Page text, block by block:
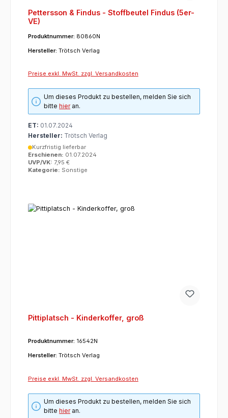
Pettersson & Findus - Stoffbeutel Findus (5er-
VE)
Produktnummer: 80860N
Hersteller: Trötsch Verlag
Preise exkl. MwSt. zzgl. Versandkosten
Um dieses Produkt zu bestellen, melden Sie sich
bittehieran.
ET: 01.07.2024
Hersteller: Trötsch Verlag
Kurzfristig lieferbar
Erschienen: 01.07.2024
UVP/VK: 7,95 €
Kategorie: Sonstige
Pittiplatsch - Kinderkoffer, groß
Produktnummer: 16542N
Hersteller: Trötsch Verlag
Preise exkl. MwSt. zzgl. Versandkosten
Um dieses Produkt zu bestellen, melden Sie sich
bittehieran.